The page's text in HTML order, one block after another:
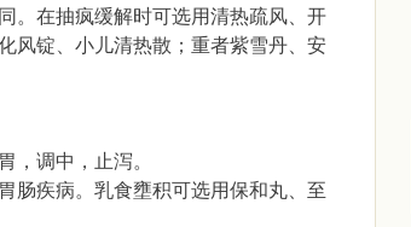
在抽疯缓解时可选用清热疏风、开
风锭、小儿清热散；重者紫雪丹、安
调中，止泻。
疾病。乳食壅积可选用保和丸、至